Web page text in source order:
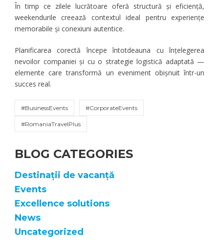
În timp ce zilele lucrătoare oferă structură și eficiență,
weekendurile creează contextul ideal pentru experiențe
memorabile și conexiuni autentice.
Planificarea corectă începe întotdeauna cu înțelegerea
nevoilor companiei și cu o strategie logistică adaptată —
elemente care transformă un eveniment obișnuit într-un
succes real.
#BusinessEvents #CorporateEvents
#RomaniaTravelPlus
BLOG CATEGORIES
Destinații de vacanță
Events
Excellence solutions
News
Uncategorized